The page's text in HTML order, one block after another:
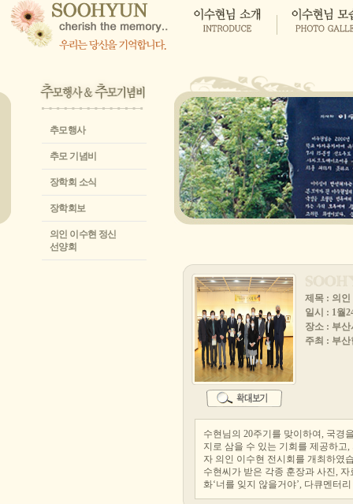
추모행사
추모 기념비
장학회 소식
장학회보
의인 이수현 정신
선양회
제목 : 의인
일시 : 1월
장소 : 부
주최 : 부
수현님의 20주기를 맞이하여, 국경
지로 삼을 수 있는 기회를 제공하
자 의인 이수현 전시회를 개최하였
수현씨가 받은 각종 훈장과 사진,
화‘너를 잊지 않을거야’, 다큐멘터